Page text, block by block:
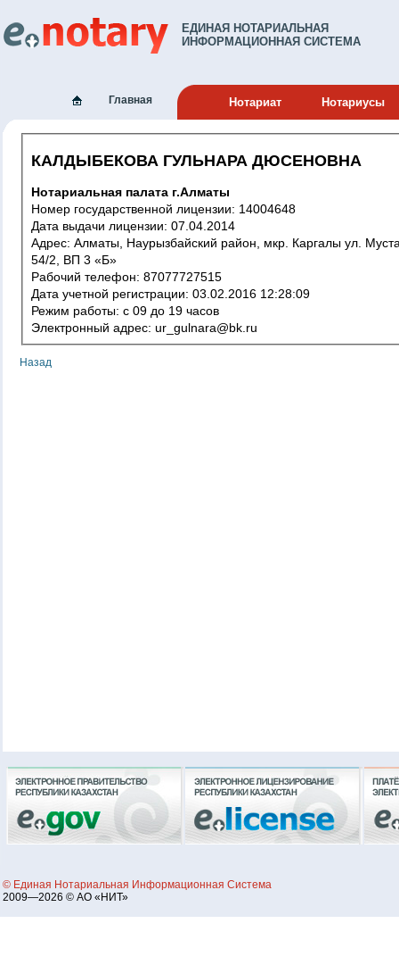
ЕДИНАЯ НОТАРИАЛЬНАЯ
ИНФОРМАЦИОННАЯ СИСТЕМА
Главная Нотариат Нотариусы
КАЛДЫБЕКОВА ГУЛЬНАРА ДЮСЕНОВНА
Нотариальная палата г.Алматы
Номер государственной лицензии: 14004648
Дата выдачи лицензии: 07.04.2014
Адрес: Алматы, Наурызбайский район, мкр. Каргалы ул. Мустафина ,
54/2, ВП 3 «Б»
Рабочий телефон: 87077727515
Дата учетной регистрации: 03.02.2016 12:28:09
Режим работы: с 09 до 19 часов
Электронный адрес: ur_gulnara@bk.ru
Назад
© Единая Нотариальная Информационная Система
2009—2026 © АО «НИТ»